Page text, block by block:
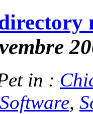
in :
Software,